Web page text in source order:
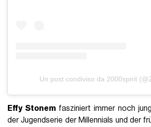
Un post condiviso da 2000spirit
Effy Stonem fasziniert immer noch
der Jugendserie der Millennials und der